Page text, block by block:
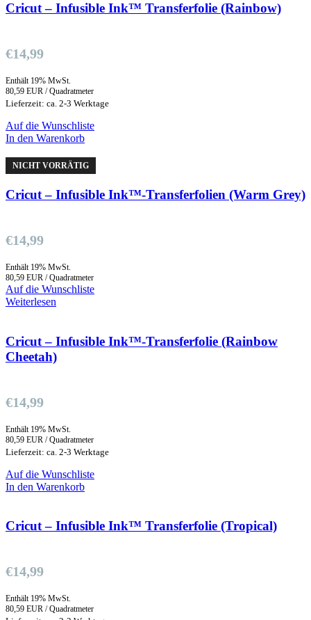
Cricut – Infusible Ink™ Transferfolie (Rainbow)
€14,99
Enthält 19% MwSt.
80,59 EUR / Quadratmeter
Lieferzeit: ca. 2-3 Werktage
Auf die Wunschliste
In den Warenkorb
NICHT VORRÄTIG
Cricut – Infusible Ink™-Transferfolien (Warm Grey)
€14,99
Enthält 19% MwSt.
80,59 EUR / Quadratmeter
Auf die Wunschliste
Weiterlesen
Cricut – Infusible Ink™-Transferfolie (Rainbow
Cheetah)
€14,99
Enthält 19% MwSt.
80,59 EUR / Quadratmeter
Lieferzeit: ca. 2-3 Werktage
Auf die Wunschliste
In den Warenkorb
Cricut – Infusible Ink™ Transferfolie (Tropical)
€14,99
Enthält 19% MwSt.
80,59 EUR / Quadratmeter